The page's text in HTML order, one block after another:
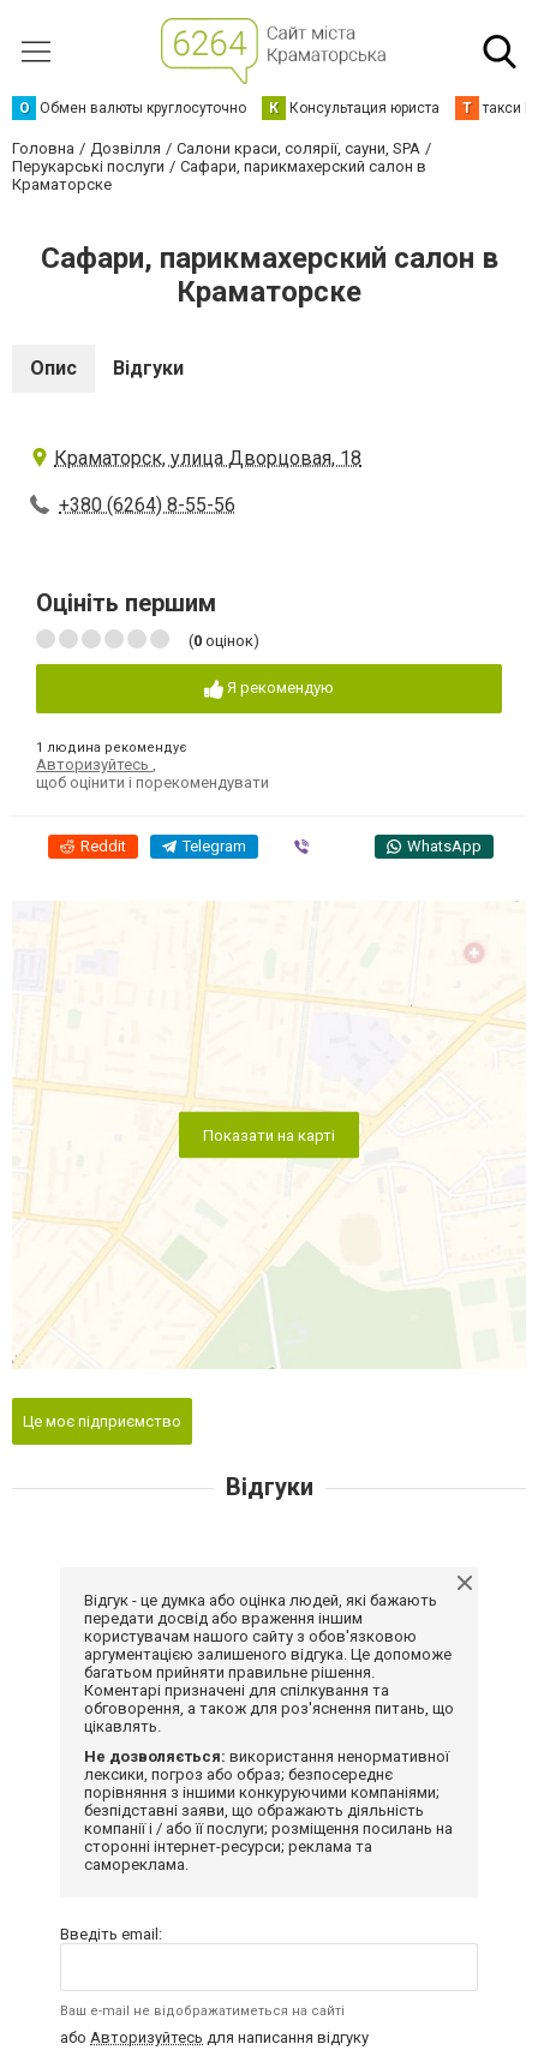
О Обмен валюты круглосуточно К Консультация юриста Т такси
Головна Дозвілля
Салони краси, солярії, сауни, SPA
Перукарські послуги
Сафари, парикмахерский салон в
Краматорске
Сафари, парикмахерский салон в
Краматорске
Опис Відгуки
Краматорск, улица Дворцовая, 18
+380 (6264) 8-55-56
Оцініть першим
(0 оцінок)
Я рекомендую
1 людина рекомендує
Авторизуйтесь
щоб оцінити і порекомендувати
Reddit Telegram WhatsApp
Показати на карті
Це моє підприємство
Відгуки
Відгук - це думка або оцінка людей, які бажають
передати досвід або враження іншим
користувачам нашого сайту з обов'язковою
аргументацією залишеного відгука. Це допоможе
багатьом прийняти правильне рішення.
Коментарі призначені для спілкування та
обговорення, а також для роз'яснення питань, що
цікавлять.
Не дозволяється: використання ненормативної
лексики, погроз або образ; безпосереднє
порівняння з іншими конкуруючими компаніями;
безпідставні заяви, що ображають діяльність
компанії і / або її послуги; розміщення посилань на
сторонні інтернет-ресурси; реклама та
самореклама.
Введіть email:
Ваш e-mail не відображатиметься на сайті
або Авторизуйтесь для написання відгуку